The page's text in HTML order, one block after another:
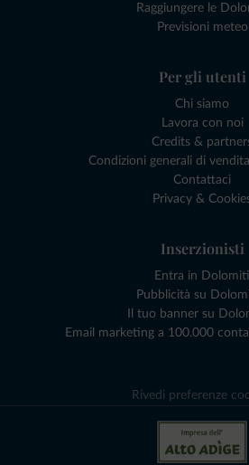
Raggiungere le
Previsioni meteo
Per gli utenti
Chi siamo
Lavora con noi
Credits &
Condizioni generali di
Contattaci
Privacy &
Inserzionisti
Entra in Dolomiti
Pubblicità su
Il tuo banner su
Email marketing a 100.000
Rivedi preferenze